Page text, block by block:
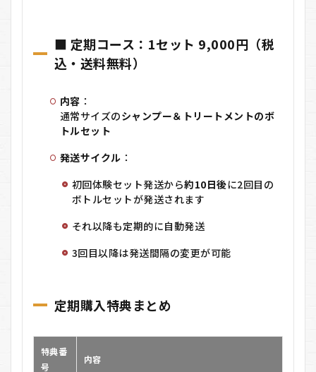
■ 定期コース：1セット 9,000円（税
込・送料無料）
内容 ：
通常サイズのシャンプー＆トリートメントのボ
トルセット
発送サイクル ：
初回体験セット発送から約10日後に2回目の
ボトルセットが発送されます
それ以降も定期的に自動発送
3回目以降は発送間隔の変更が可能
定期購入特典まとめ
特典番
号
内容